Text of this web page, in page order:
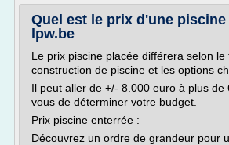
Quel est le prix d'une piscine
lpw.be
Le prix piscine placée différera selon le
construction de piscine et les options
Il peut aller de +/- 8.000 euro à plus de
vous de déterminer votre budget.
Prix piscine enterrée :
Découvrez un ordre de grandeur pour